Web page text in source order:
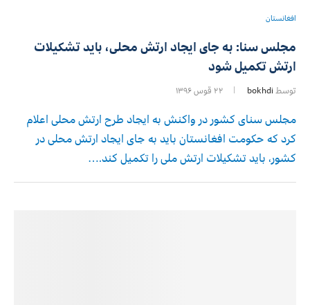
افغانستان
مجلس سنا: به جای ایجاد ارتش محلی، باید تشکیلات
ارتش تکمیل شود
توسط bokhdi ۲۲ قوس ۱۳۹۶
مجلس سنای کشور در واکنش به ایجاد طرح ارتش محلی اعلام
کرد که حکومت افغانستان باید به جای ایجاد ارتش محلی در
کشور، باید تشکیلات ارتش ملی را تکمیل کند.…